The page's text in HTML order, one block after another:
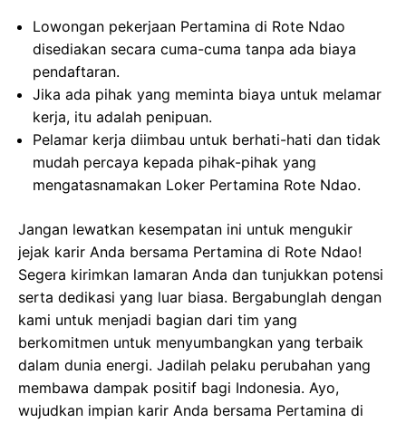
Lowongan pekerjaan Pertamina di Rote Ndao
disediakan secara cuma-cuma tanpa ada biaya
pendaftaran.
Jika ada pihak yang meminta biaya untuk melamar
kerja, itu adalah penipuan.
Pelamar kerja diimbau untuk berhati-hati dan tidak
mudah percaya kepada pihak-pihak yang
mengatasnamakan Loker Pertamina Rote Ndao.
Jangan lewatkan kesempatan ini untuk mengukir
jejak karir Anda bersama Pertamina di Rote Ndao!
Segera kirimkan lamaran Anda dan tunjukkan potensi
serta dedikasi yang luar biasa. Bergabunglah dengan
kami untuk menjadi bagian dari tim yang
berkomitmen untuk menyumbangkan yang terbaik
dalam dunia energi. Jadilah pelaku perubahan yang
membawa dampak positif bagi Indonesia. Ayo,
wujudkan impian karir Anda bersama Pertamina di